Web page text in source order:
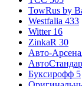
TowRus by
Westfalia 433
Witter 16
ZinkaR 30
Авто-
Буксирофф 5